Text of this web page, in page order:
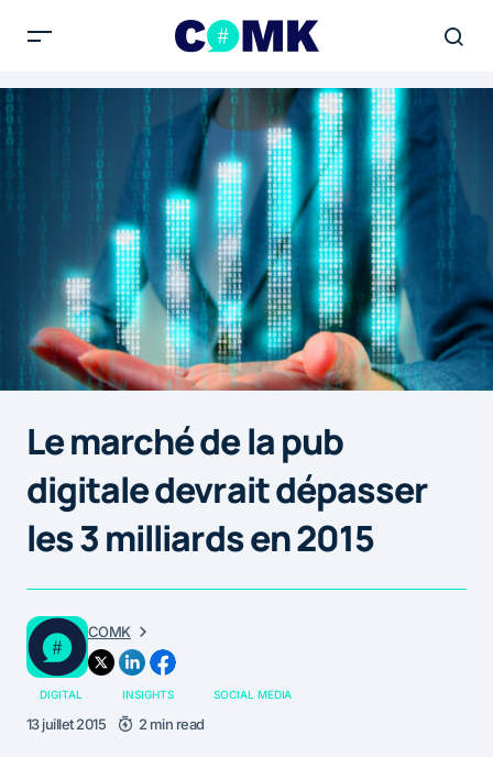
Le marché de la pub
digitale devrait dépasser
les 3 milliards en 2015
COMK
DIGITAL INSIGHTS SOCIAL MEDIA
13 juillet 2015 2 min read